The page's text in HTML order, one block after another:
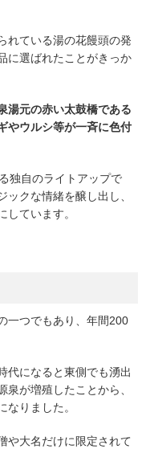
れている湯の花饅頭の発
に選ばれたことがきっか
湯元の赤い太鼓橋である
やウルシ等が一斉に色付
独自のライトアップで
クな情緒を醸し出し、
ています。
一つでもあり、年間200
代になると東側でも湧出
泉が増殖したことから、
りました。
や大名だけに限定されて